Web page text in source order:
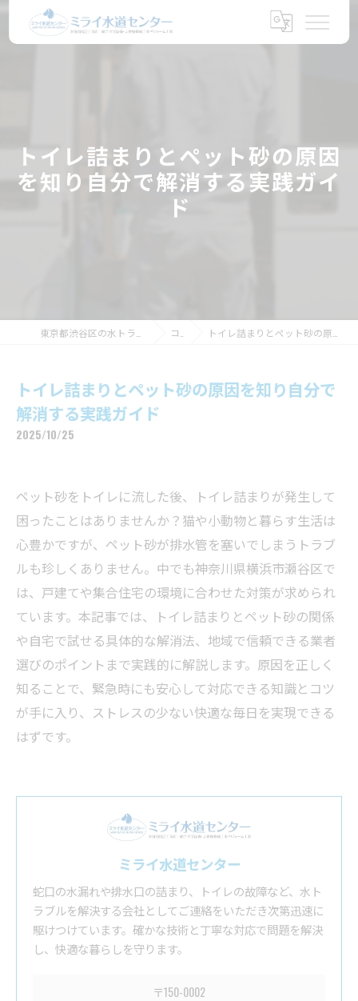
トイレ詰まりとペット砂の原因
を知り自分で解消する実践ガイ
ド
コラム トイレ詰まりとペット砂の原因を知り自分で解消する実践ガイド
トイレ詰まりとペット砂の原因を知り自分で
解消する実践ガイド
2025/10/25
ペット砂をトイレに流した後、トイレ詰まりが発生して
困ったことはありませんか？猫や小動物と暮らす生活は
心豊かですが、ペット砂が排水管を塞いでしまうトラブ
ルも珍しくありません。中でも神奈川県横浜市瀬谷区で
は、戸建てや集合住宅の環境に合わせた対策が求められ
ています。本記事では、トイレ詰まりとペット砂の関係
や自宅で試せる具体的な解消法、地域で信頼できる業者
選びのポイントまで実践的に解説します。原因を正しく
知ることで、緊急時にも安心して対応できる知識とコツ
が手に入り、ストレスの少ない快適な毎日を実現できる
はずです。
ミライ水道センター
蛇口の水漏れや排水口の詰まり、トイレの故障など、水ト
ラブルを解決する会社としてご連絡をいただき次第迅速に
駆けつけています。確かな技術と丁寧な対応で問題を解決
し、快適な暮らしを守ります。
〒150-0002